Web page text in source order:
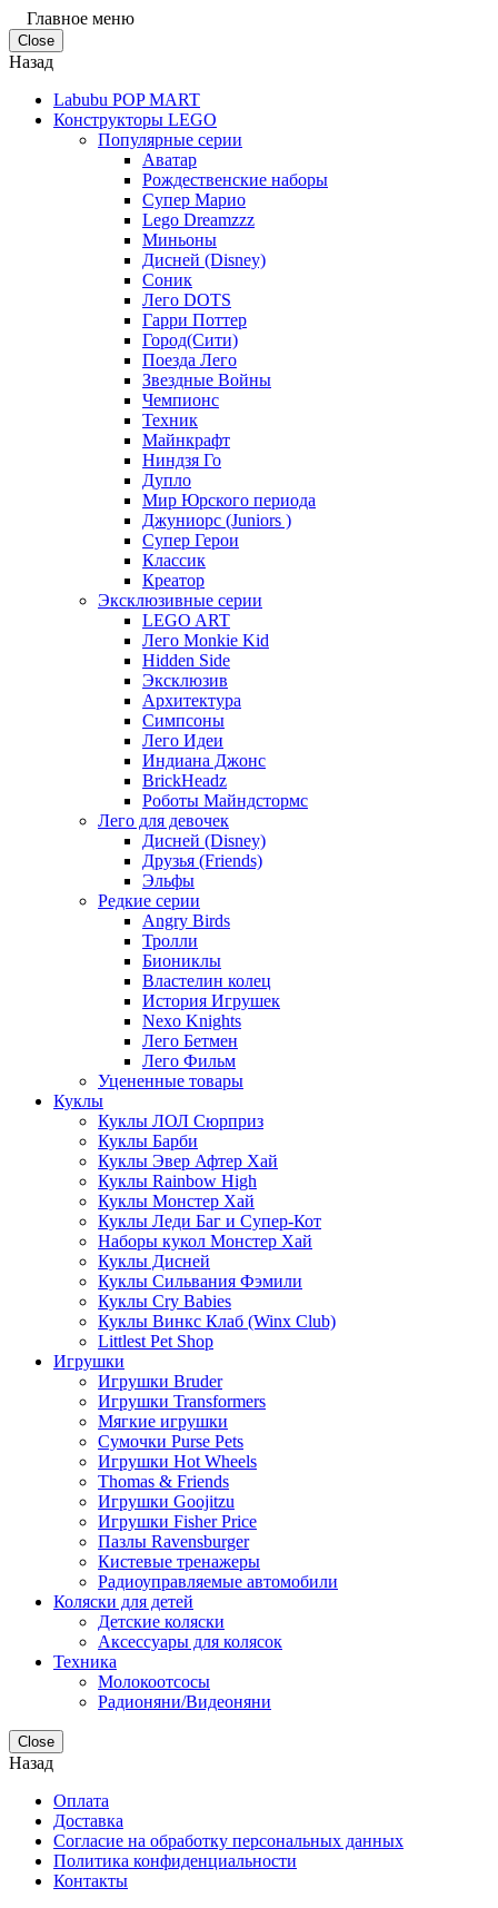
Главное меню
Close
Назад
Labubu POP MART
Конструкторы LEGO
Популярные серии
Аватар
Рождественские наборы
Супер Марио
Lego Dreamzzz
Миньоны
Дисней (Disney)
Соник
Лего DOTS
Гарри Поттер
Город(Сити)
Поезда Лего
Звездные Войны
Чемпионс
Техник
Майнкрафт
Ниндзя Го
Дупло
Мир Юрского периода
Джуниорс (Juniors )
Супер Герои
Классик
Креатор
Эксклюзивные серии
LEGO ART
Лего Monkie Kid
Hidden Side
Эксклюзив
Архитектура
Симпсоны
Лего Идеи
Индиана Джонс
BrickHeadz
Роботы Майндстормс
Лего для девочек
Дисней (Disney)
Друзья (Friends)
Эльфы
Редкие серии
Angry Birds
Тролли
Биониклы
Властелин колец
История Игрушек
Nexo Knights
Лего Бетмен
Лего Фильм
Уцененные товары
Куклы
Куклы ЛОЛ Сюрприз
Куклы Барби
Куклы Эвер Афтер Хай
Куклы Rainbow High
Куклы Монстер Хай
Куклы Леди Баг и Супер-Кот
Наборы кукол Монстер Хай
Куклы Дисней
Куклы Сильвания Фэмили
Куклы Cry Babies
Куклы Винкс Клаб (Winx Club)
Littlest Pet Shop
Игрушки
Игрушки Bruder
Игрушки Transformers
Мягкие игрушки
Сумочки Purse Pets
Игрушки Hot Wheels
Thomas & Friends
Игрушки Goojitzu
Игрушки Fisher Price
Пазлы Ravensburger
Кистевые тренажеры
Радиоуправляемые автомобили
Коляски для детей
Детские коляски
Аксессуары для колясок
Техника
Молокоотсосы
Радионяни/Видеоняни
Close
Назад
Оплата
Доставка
Согласие на обработку персональных данных
Политика конфиденциальности
Контакты